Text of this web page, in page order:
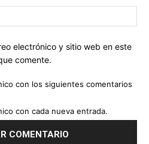
electrónico y sitio web en este
comente.
con los siguientes comentarios
con cada nueva entrada.